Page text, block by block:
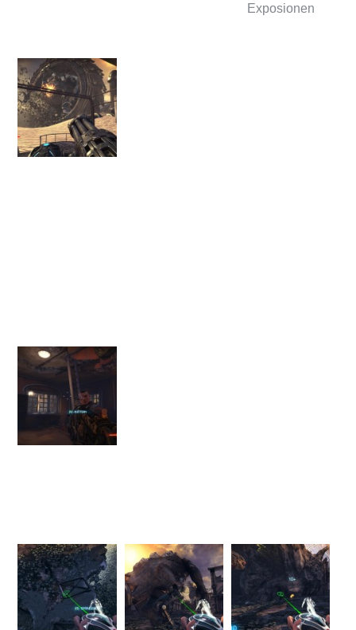
Exposionen